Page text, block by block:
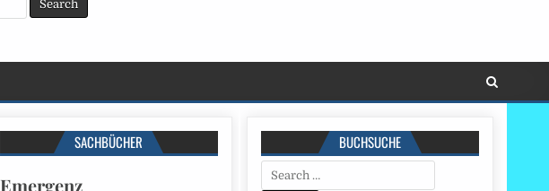
SACHBÜCHER
Emergenz
BUCHSUCHE
Search
for: